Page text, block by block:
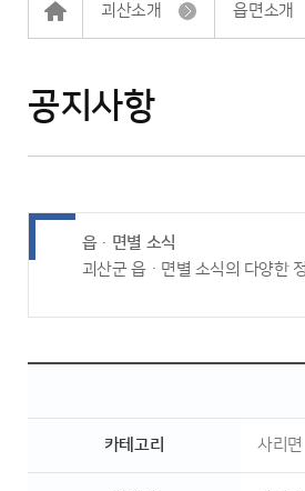
공지사항
괴산소개 읍면소개
읍ㆍ면별 소식
괴산군 읍ㆍ면별 소식의 다양한
카테고리 사리면